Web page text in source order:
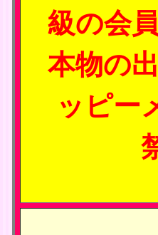
級の会
本物の
ッピー